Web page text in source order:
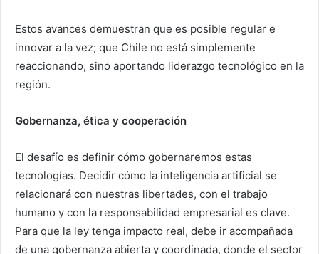
Estos avances demuestran que es posible regular e
innovar a la vez; que Chile no está simplemente
reaccionando, sino aportando liderazgo tecnológico en la
región.
Gobernanza, ética y cooperación
El desafío es definir cómo gobernaremos estas
tecnologías. Decidir cómo la inteligencia artificial se
relacionará con nuestras libertades, con el trabajo
humano y con la responsabilidad empresarial es clave.
Para que la ley tenga impacto real, debe ir acompañada
de una gobernanza abierta y coordinada, donde el sector